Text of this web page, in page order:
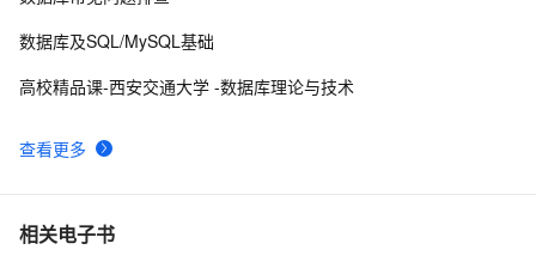
查看更多
数据库及SQL/MySQL基础
高校精品课-西安交通大学 -数据库理论与技术
相关电子书